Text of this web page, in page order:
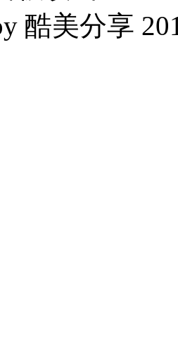
酷美分享